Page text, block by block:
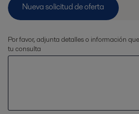
Por favor, adjunta detalles o información
tu consulta